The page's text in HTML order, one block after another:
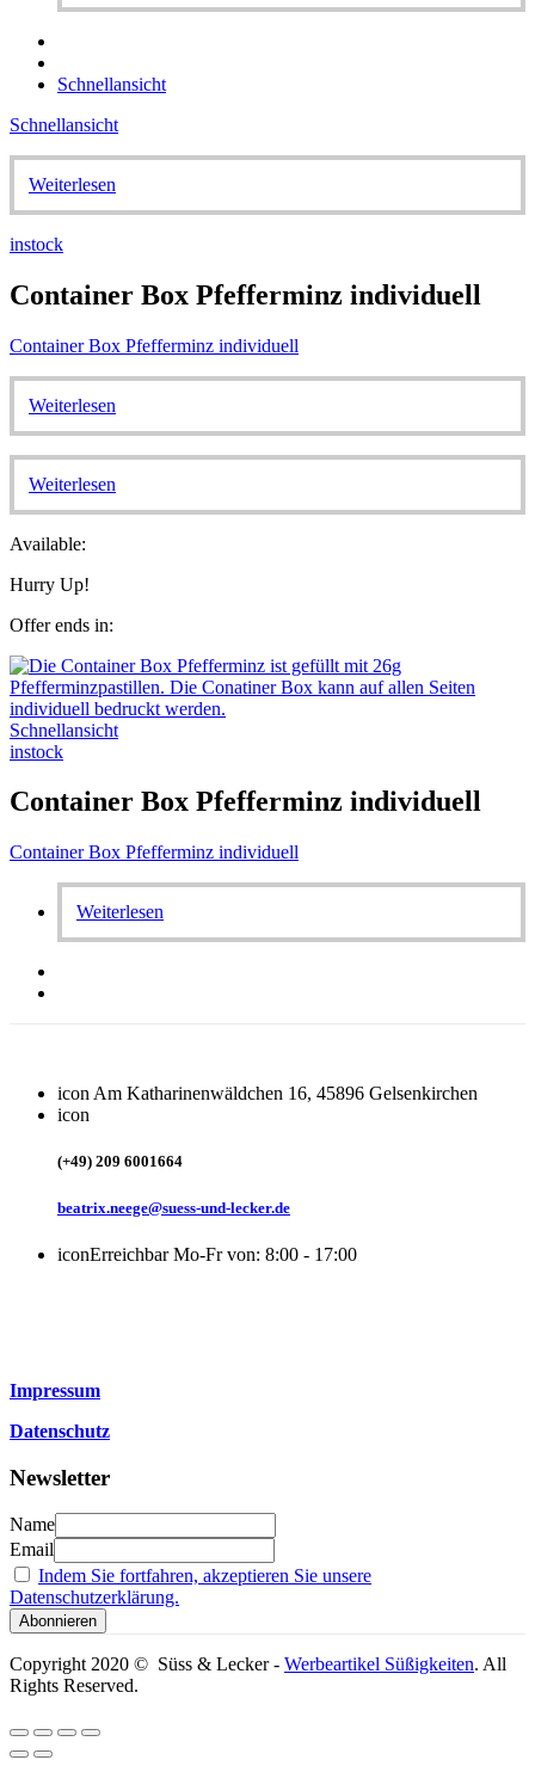
Schnellansicht
Schnellansicht
Weiterlesen
instock
Container Box Pfefferminz individuell
Container Box Pfefferminz individuell
Weiterlesen
Weiterlesen
Available:
Hurry Up!
Offer ends in:
Schnellansicht
instock
Container Box Pfefferminz individuell
Container Box Pfefferminz individuell
Weiterlesen
icon Am Katharinenwäldchen 16, 45896 Gelsenkirchen
icon
(+49) 209 6001664
beatrix.neege@suess-und-lecker.de
iconErreichbar Mo-Fr von: 8:00 - 17:00
Impressum
Datenschutz
Newsletter
Name
Email
Indem Sie fortfahren, akzeptieren Sie unsere
Datenschutzerklärung.
Copyright 2020 © Süss & Lecker - Werbeartikel Süßigkeiten. All
Rights Reserved.